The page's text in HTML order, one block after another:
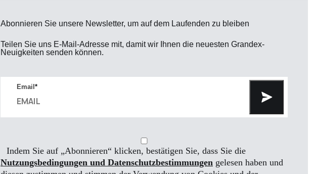
Abonnieren Sie unsere Newsletter, um auf dem Laufenden zu bleiben
Teilen Sie uns E-Mail-Adresse mit, damit wir Ihnen die neuesten Grandex-
Neuigkeiten senden können.
Email *
Indem Sie auf „Abonnieren“ klicken, bestätigen Sie, dass Sie die
Nutzungsbedingungen und Datenschutzbestimmungen gelesen haben und